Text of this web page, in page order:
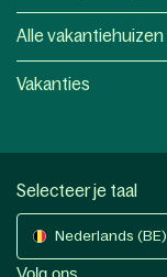
Alle vakantiehuizen
Vakanties
Selecteer je taal
Nederlands (BE)
Volg ons